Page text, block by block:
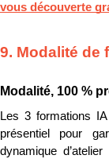
vous découverte
9. Modalité de
Modalité, 100 %
Les 3 formations
présentiel pour
dynamique